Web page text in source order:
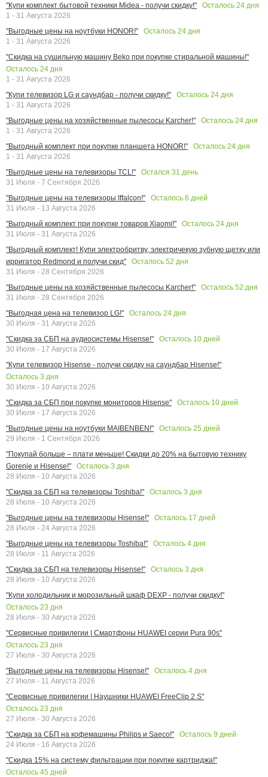
"Купи комплект бытовой техники Midea - получи скидку!"
Осталось 24 дня
1 - 31 Августа 2026
"Выгодные цены на ноутбуки HONOR!"
Осталось 24 дня
1 - 31 Августа 2026
"Скидка на сушильную машину Beko при покупке стиральной машины!"
Осталось 24 дня
1 - 31 Августа 2026
"Купи телевизор LG и саундбар - получи скидку!"
Осталось 24 дня
1 - 31 Августа 2026
"Выгодные цены на хозяйственные пылесосы Karcher!"
Осталось 24 дня
1 - 31 Августа 2026
"Выгодный комплект при покупке планшета HONOR!"
Осталось 24 дня
1 - 31 Августа 2026
"Выгодные цены на телевизоры TCL!"
Остался 31 день
31 Июля - 7 Сентября 2026
"Выгодные цены на телевизоры Iffalcon!"
Осталось 6 дней
31 Июля - 13 Августа 2026
"Выгодный комплект при покупке товаров Xiaomi!"
Осталось 24 дня
31 Июля - 31 Августа 2026
"Выгодный комплект! Купи электробритву, электричекую зубную щетку или
ирригатор Redmond и получи скид"
Осталось 52 дня
31 Июля - 28 Сентября 2026
"Выгодные цены на хозяйственные пылесосы Karcher!"
Осталось 52 дня
31 Июля - 28 Сентября 2026
"Выгодная цена на телевизор LG!"
Осталось 24 дня
30 Июля - 31 Августа 2026
"Скидка за СБП на аудиосистемы Hisense!"
Осталось 10 дней
30 Июля - 17 Августа 2026
"Купи телевизор Hisense - получи скидку на саундбар Hisense!"
Осталось 3 дня
30 Июля - 10 Августа 2026
"Скидка за СБП при покупке мониторов Hisense"
Осталось 10 дней
30 Июля - 17 Августа 2026
"Выгодные цены на ноутбуки MAIBENBEN!"
Осталось 25 дней
29 Июля - 1 Сентября 2026
"Покупай больше – плати меньше! Скидки до 20% на бытовую технику
Gorenje и Hisense!"
Осталось 3 дня
28 Июля - 10 Августа 2026
"Скидка за СБП на телевизоры Toshiba!"
Осталось 3 дня
28 Июля - 10 Августа 2026
"Выгодные цены на телевизоры Hisense!"
Осталось 17 дней
28 Июля - 24 Августа 2026
"Выгодные цены на телевизоры Toshiba!"
Осталось 4 дня
28 Июля - 11 Августа 2026
"Скидка за СБП на телевизоры Hisense!"
Осталось 3 дня
28 Июля - 10 Августа 2026
"Купи холодильник и морозильный шкаф DEXP - получи скидку!"
Осталось 23 дня
28 Июля - 30 Августа 2026
"Сервисные привилегии | Смартфоны HUAWEI серии Pura 90s"
Осталось 23 дня
27 Июля - 30 Августа 2026
"Выгодные цены на телевизоры Hisense!"
Осталось 4 дня
27 Июля - 11 Августа 2026
"Сервисные привилегии | Наушники HUAWEI FreeClip 2 S"
Осталось 23 дня
27 Июля - 30 Августа 2026
"Скидка за СБП на кофемашины Philips и Saeco!"
Осталось 9 дней
24 Июля - 16 Августа 2026
"Скидка 15% на систему фильтрации при покупке картриджа!"
Осталось 45 дней